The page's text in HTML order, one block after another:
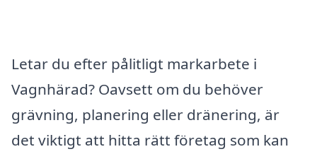
Letar du efter pålitligt markarbete i
Vagnhärad? Oavsett om du behöver
grävning, planering eller dränering, är
det viktigt att hitta rätt företag som kan